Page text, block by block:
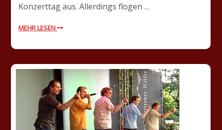
Konzerttag aus. Allerdings flogen …
MEHR LESEN